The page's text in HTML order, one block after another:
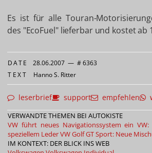
Es ist für alle Touran-
des "EcoFuel" lieferbar und kostet ab
DATE 28.06.2007 — # 6363
TEXT Hanno S. Ritter
leserbrief support empfehlen
VERWANDTE THEMEN BEI AUTOKISTE
VW führt neues Navigationssystem ein
speziellem LederVW Golf GT Sport: Neue
IM KONTEXT: DER BLICK INS WEB